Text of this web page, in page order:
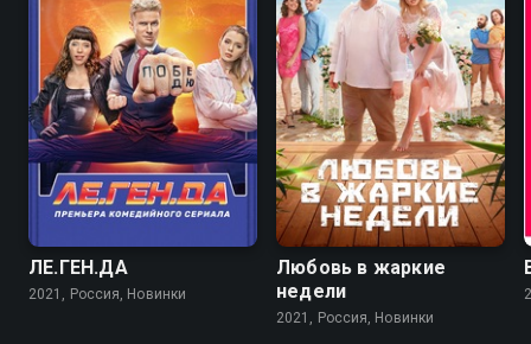
5.6
ЛЕ.ГЕН.ДА
2021, Россия, Новинки
Любовь в жаркие
недели
2021, Россия, Новинки